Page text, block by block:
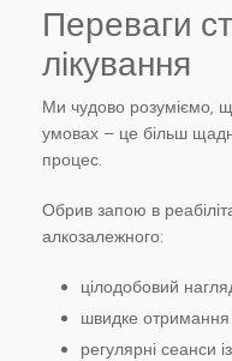
Переваги
лікування
Ми чудово розуміємо,
умовах – це більш
процес.
Обрив запою в
алкозалежного:
цілодобовий
швидке
регулярні сеанси